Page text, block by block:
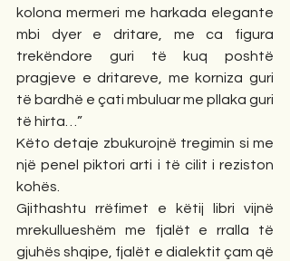
kolona mermeri me harkada elegante
mbi dyer e dritare, me ca figura
trekëndore guri të kuq poshtë
pragjeve e dritareve, me korniza guri
të bardhë e çati mbuluar me pllaka guri
të hirta…”
Këto detaje zbukurojnë tregimin si me
një penel piktori arti i të cilit i reziston
kohës.
Gjithashtu rrëfimet e këtij libri vijnë
mrekullueshëm me fjalët e rralla të
gjuhës shqipe, fjalët e dialektit çam që